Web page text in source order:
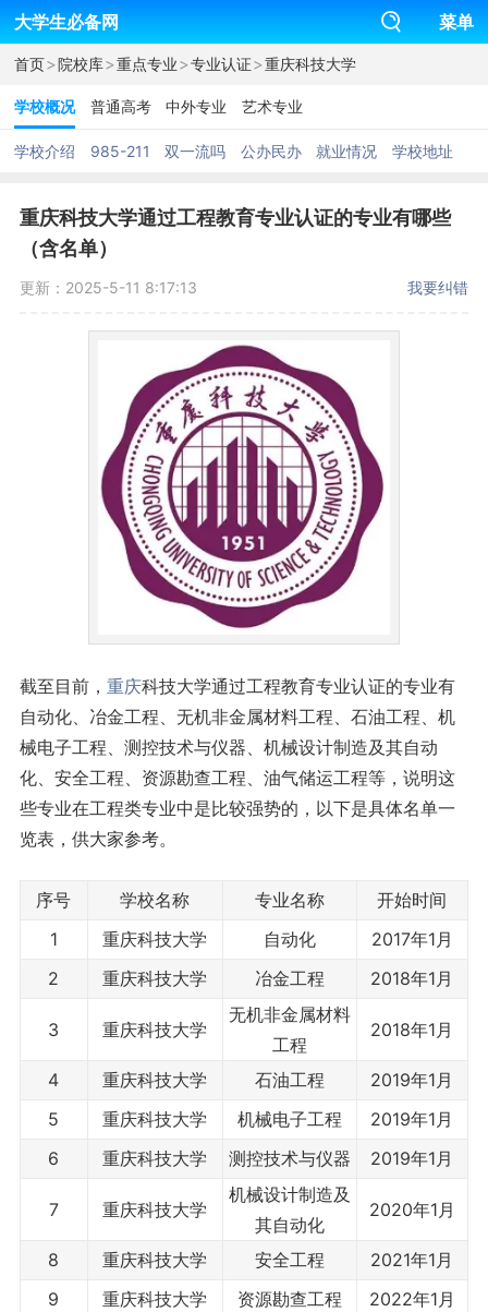
大学生必备网 菜单
首页>院校库>重点专业>专业认证>重庆科技大学
学校概况 普通高考 中外专业 艺术专业
学校介绍 985-211 双一流吗 公办民办 就业情况 学校地址
重庆科技大学通过工程教育专业认证的专业有哪些
（含名单）
更新：2025-5-11 8:17:13 我要纠错
截至目前， 重庆科技大学通过工程教育专业认证的专业有
自动化、冶金工程、无机非金属材料工程、石油工程、机
械电子工程、测控技术与仪器、机械设计制造及其自动
化、安全工程、资源勘查工程、油气储运工程等，说明这
些专业在工程类专业中是比较强势的，以下是具体名单一
览表，供大家参考。
序号 学校名称 专业名称
开始时间
1
重庆科技大学 自动化
2017年1月
2
重庆科技大学 冶金工程 2018年1月
3 重庆科技大学
无机非金属材料
工程
2018年1月
4 重庆科技大学 石油工程
2019年1月
5
重庆科技大学 机械电子工程
2019年1月
6
重庆科技大学 测控技术与仪器 2019年1月
7 重庆科技大学
机械设计制造及
其自动化
2020年1月
8 重庆科技大学 安全工程
2021年1月
9
重庆科技大学 资源勘查工程
2022年1月